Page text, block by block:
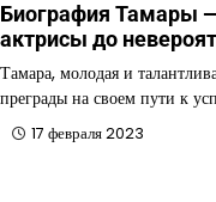
Биография Тамары
актрисы до
Тамара, молодая и
преграды на своем пути к
17 февраля 2023